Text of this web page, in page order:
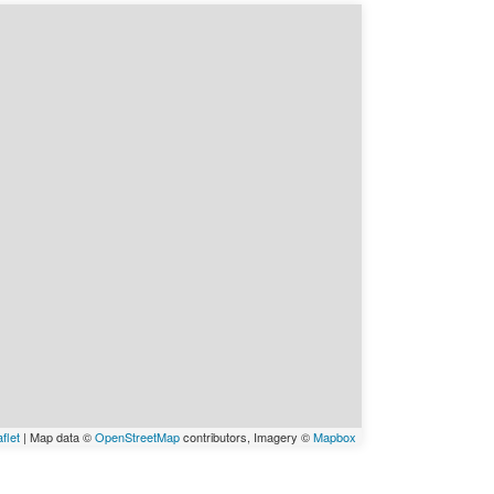
| Map data ©OpenStreetMapcontributors, Imagery ©Mapbox